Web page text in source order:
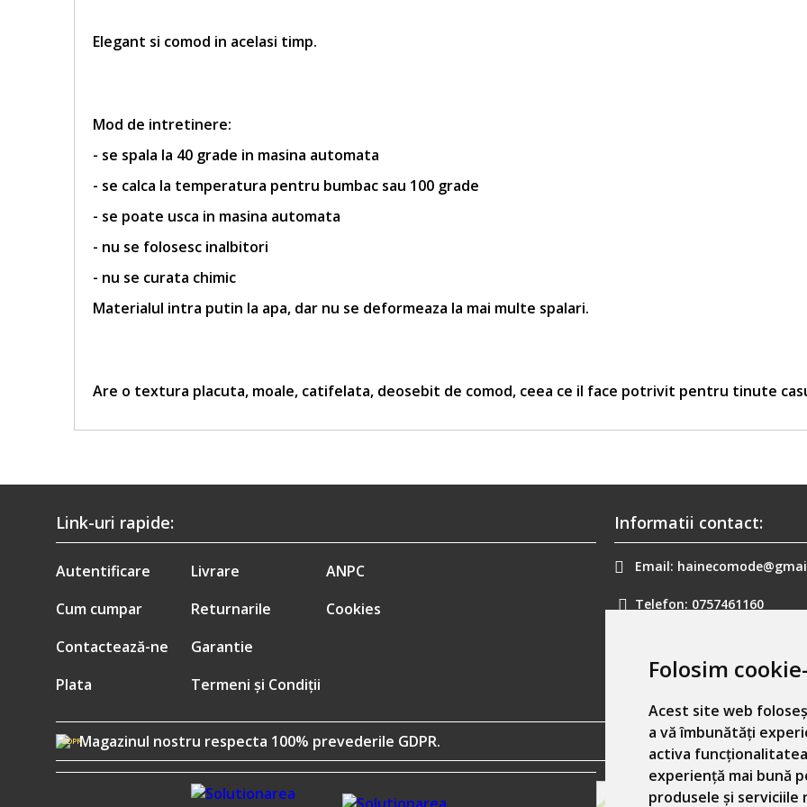
Folosim
Acest site web
a vă îmbunătăți
activa
experiență mai bună
produsele și
Elegant si comod in acelasi timp.
Mod de intretinere:
- se spala la 40 grade in masina automata
- se calca la temperatura pentru bumbac sau 100 grade
- se poate usca in masina automata
- nu se folosesc inalbitori
- nu se curata chimic
Materialul intra putin la apa, dar nu se deformeaza la mai multe spalari.
Are o textura placuta, moale, catifelata, deosebit de comod, ceea ce il face potrivit pentru tinute
Link-uri rapide:
Autentificare
Cum cumpar
Contactează-ne
Plata
Livrare
Returnarile
Garantie
Termeni și Condiții
ANPC
Cookies
Informatii contact:
Email:
Telefon: 0757461160
GDPRMagazinul nostru respecta 100% prevederile GDPR.